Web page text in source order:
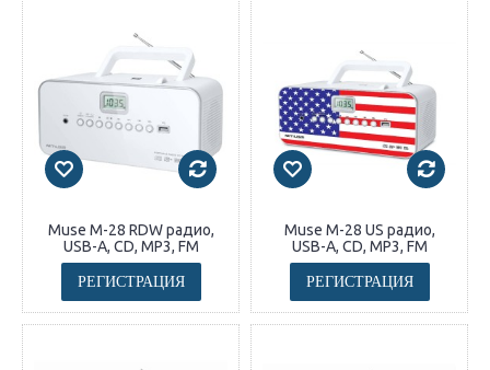
Muse M-28 RDW радио,
USB-A, CD, MP3, FM
РЕГИСТРАЦИЯ
Muse M-28 US радио,
USB-A, CD, MP3, FM
РЕГИСТРАЦИЯ